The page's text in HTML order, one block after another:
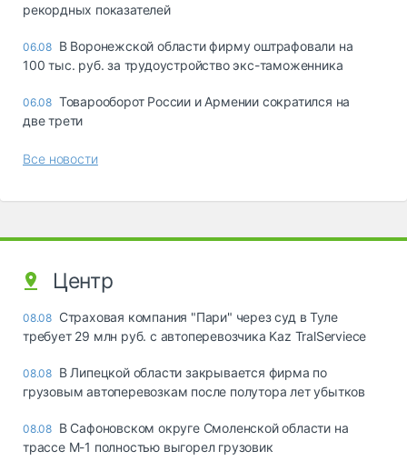
рекордных показателей
06.08 В Воронежской области фирму оштрафовали на
100 тыс. руб. за трудоустройство экс-таможенника
06.08 Товарооборот России и Армении сократился на
две трети
Все новости
Центр
08.08 Страховая компания "Пари" через суд в Туле
требует 29 млн руб. с автоперевозчика Kaz TralServiece
08.08 В Липецкой области закрывается фирма по
грузовым автоперевозкам после полутора лет убытков
08.08 В Сафоновском округе Смоленской области на
трассе М-1 полностью выгорел грузовик